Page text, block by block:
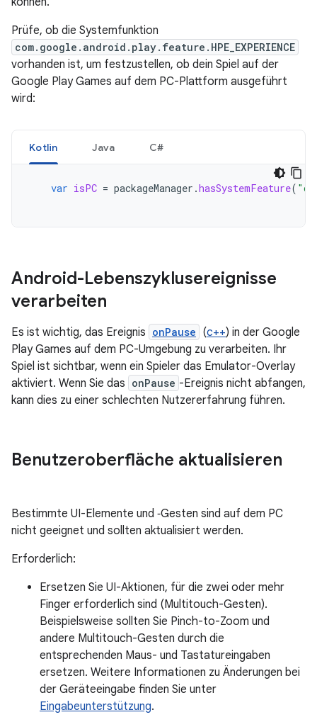
Prüfe, ob die Systemfunktion
com.google.android.play.feature.HPE_EXPERIENCE
vorhanden ist, um festzustellen, ob dein Spiel auf der
Google Play Games auf dem PC-Plattform ausgeführt
wird:
Kotlin Java C#
var isPC = packageManager .hasSystemFeature(
Android-Lebenszyklusereignisse
verarbeiten
Es ist wichtig, das Ereignis onPause (c++) in der Google
Play Games auf dem PC-Umgebung zu verarbeiten. Ihr
Spiel ist sichtbar, wenn ein Spieler das Emulator-Overlay
aktiviert. Wenn Sie das onPause -Ereignis nicht abfangen,
kann dies zu einer schlechten Nutzererfahrung führen.
Benutzeroberfläche aktualisieren
Bestimmte UI-Elemente und ‑Gesten sind auf dem PC
nicht geeignet und sollten aktualisiert werden.
Erforderlich:
Ersetzen Sie UI-Aktionen, für die zwei oder mehr
Finger erforderlich sind (Multitouch-Gesten).
Beispielsweise sollten Sie Pinch-to-Zoom und
andere Multitouch-Gesten durch die
entsprechenden Maus- und Tastatureingaben
ersetzen. Weitere Informationen zu Änderungen bei
der Geräteeingabe finden Sie unter
Eingabeunterstützung.